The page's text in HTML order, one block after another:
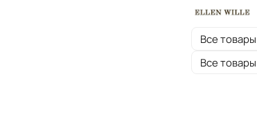
Все товары
Все